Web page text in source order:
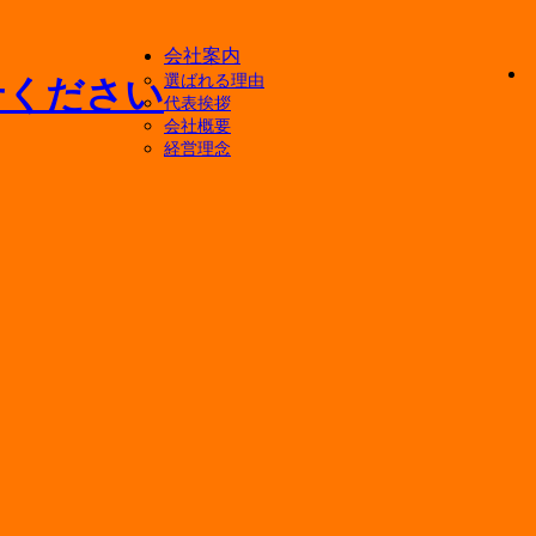
会社案内
選ばれる理由
代表挨拶
会社概要
経営理念